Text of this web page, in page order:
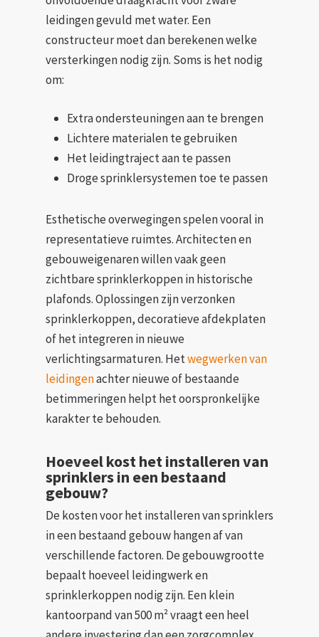
leidingen gevuld met water. Een
constructeur moet dan berekenen welke
versterkingen nodig zijn. Soms is het nodig
om:
Extra ondersteuningen aan te brengen
Lichtere materialen te gebruiken
Het leidingtraject aan te passen
Droge sprinklersystemen toe te passen
Esthetische overwegingen spelen vooral in
representatieve ruimtes. Architecten en
gebouweigenaren willen vaak geen
zichtbare sprinklerkoppen in historische
plafonds. Oplossingen zijn verzonken
sprinklerkoppen, decoratieve afdekplaten
of het integreren in nieuwe
verlichtingsarmaturen. Hetwegwerken van
leidingenachter nieuwe of bestaande
betimmeringen helpt het oorspronkelijke
karakter te behouden.
Hoeveel kost het installeren van
sprinklers in een bestaand
gebouw?
De kosten voor het installeren van sprinklers
in een bestaand gebouw hangen af van
verschillende factoren. De gebouwgrootte
bepaalt hoeveel leidingwerk en
sprinklerkoppen nodig zijn. Een klein
kantoorpand van 500 m² vraagt een heel